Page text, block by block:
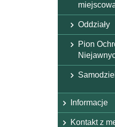
Oddziały
Pion
Informacje
Kontakt z